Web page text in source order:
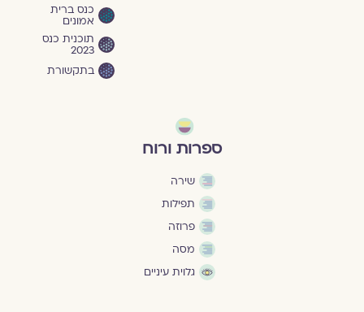
כנס ברית
אמונים
תוכנית כנס
2023
בתקשורת
ספרות ורוח
שירה
תפילות
פרוזה
מסה
גלוית עיניים